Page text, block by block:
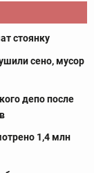
стоянку
сено, мусор
депо после
1,4 млн